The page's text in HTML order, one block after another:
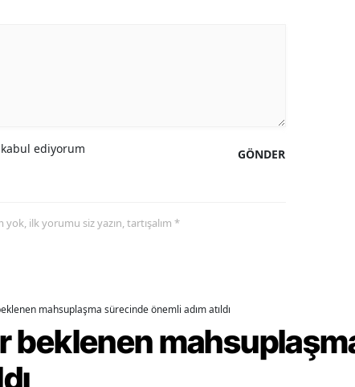
GÖNDER
ediyorum
ilk yorumu siz yazın, tartışalım *
mahsuplaşma sürecinde önemli adım atıldı
beklenen